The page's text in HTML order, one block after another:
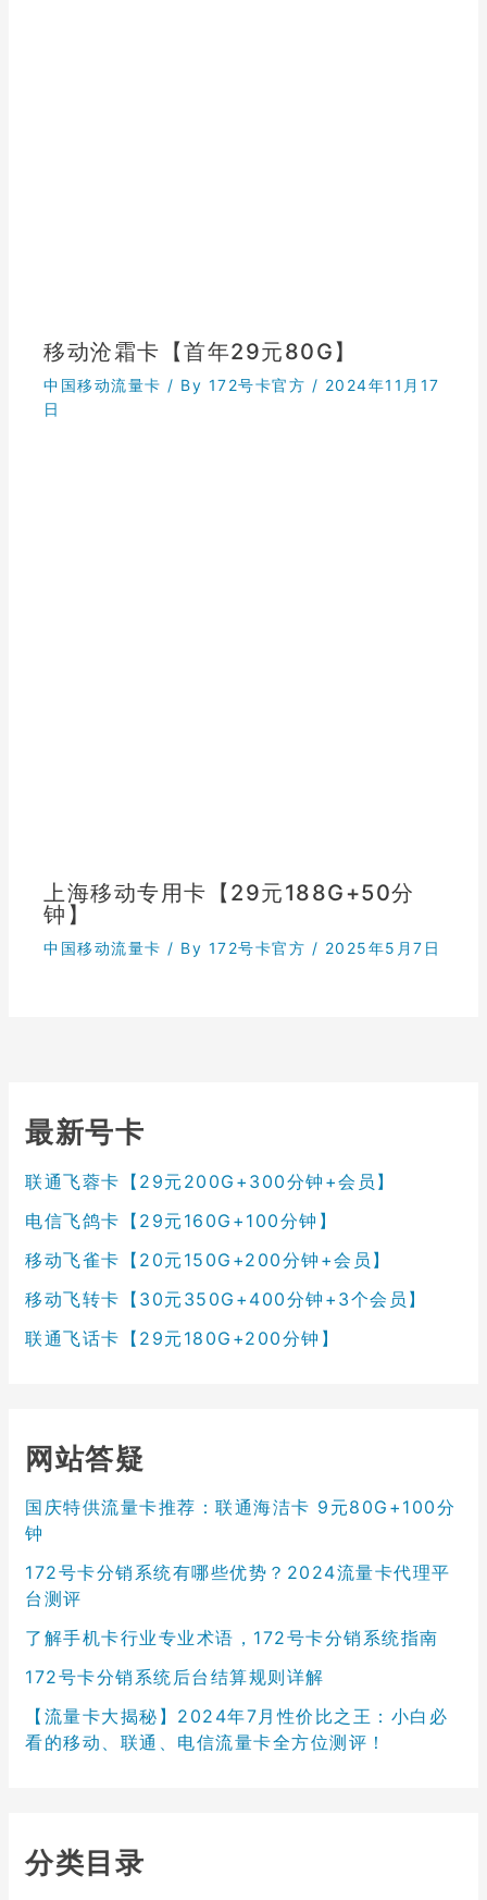
移动沧霜卡【首年29元80G】
中国移动流量卡 / By 172号卡官方 / 2024年11月17
日
上海移动专用卡【29元188G+50分
钟】
中国移动流量卡 / By 172号卡官方 / 2025年5月7日
最新号卡
联通飞蓉卡【29元200G+300分钟+会员】
电信飞鸽卡【29元160G+100分钟】
移动飞雀卡【20元150G+200分钟+会员】
移动飞转卡【30元350G+400分钟+3个会员】
联通飞话卡【29元180G+200分钟】
网站答疑
国庆特供流量卡推荐：联通海洁卡 9元80G+100分
钟
172号卡分销系统有哪些优势？2024流量卡代理平
台测评
了解手机卡行业专业术语，172号卡分销系统指南
172号卡分销系统后台结算规则详解
【流量卡大揭秘】2024年7月性价比之王：小白必
看的移动、联通、电信流量卡全方位测评！
分类目录